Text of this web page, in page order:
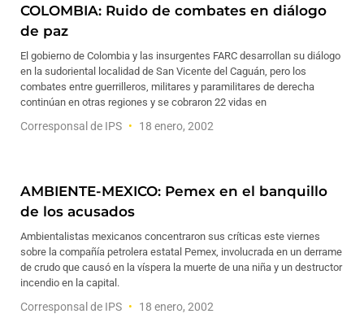
COLOMBIA: Ruido de combates en diálogo
de paz
El gobierno de Colombia y las insurgentes FARC desarrollan su diálogo
en la sudoriental localidad de San Vicente del Caguán, pero los
combates entre guerrilleros, militares y paramilitares de derecha
continúan en otras regiones y se cobraron 22 vidas en
Corresponsal de IPS 18 enero, 2002
AMBIENTE-MEXICO: Pemex en el banquillo
de los acusados
Ambientalistas mexicanos concentraron sus críticas este viernes
sobre la compañía petrolera estatal Pemex, involucrada en un derrame
de crudo que causó en la víspera la muerte de una niña y un destructor
incendio en la capital.
Corresponsal de IPS 18 enero, 2002